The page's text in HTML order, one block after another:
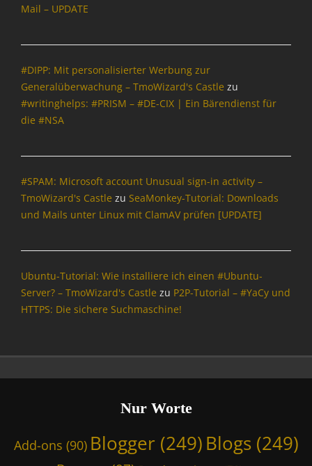
o
Tags
B
a
n
,
g
r
,
o
n
Mail – UPDATE
#DIPP: Mit personalisierter Werbung zur
Generalüberwachung – TmoWizard's Castle zu
#writinghelps: #PRISM – #DE-CIX | Ein Bärendienst für
die #NSA
#SPAM: Microsoft account Unusual sign-in activity –
TmoWizard's Castle zu SeaMonkey-Tutorial: Downloads
und Mails unter Linux mit ClamAV prüfen [UPDATE]
Ubuntu-Tutorial: Wie installiere ich einen #Ubuntu-
Server? – TmoWizard's Castle zu P2P-Tutorial – #YaCy und
HTTPS: Die sichere Suchmaschine!
Nur Worte
Add-ons (90) Blogger (249) Blogs(249)